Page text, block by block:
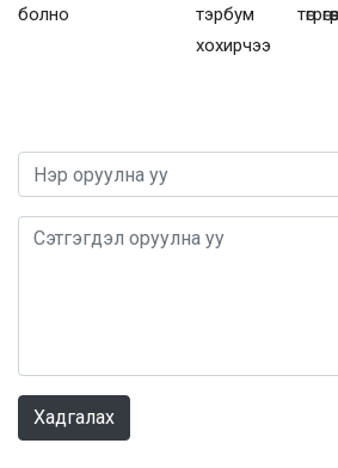
болно
тэрбум төгрөгөөр
хохирчээ
Хадгалах